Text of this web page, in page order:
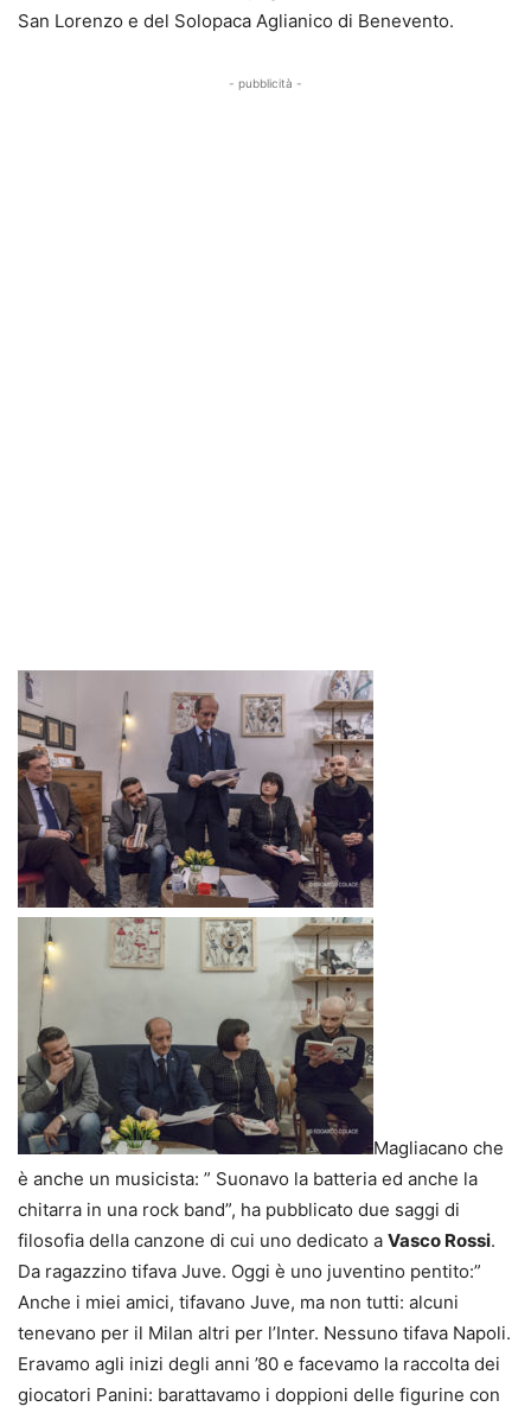
San Lorenzo e del Solopaca Aglianico di Benevento.
- pubblicità -
Magliacano che
è anche un musicista: ” Suonavo la batteria ed anche la
chitarra in una rock band”, ha pubblicato due saggi di
filosofia della canzone di cui uno dedicato a Vasco Rossi.
Da ragazzino tifava Juve. Oggi è uno juventino pentito:”
Anche i miei amici, tifavano Juve, ma non tutti: alcuni
tenevano per il Milan altri per l’Inter. Nessuno tifava Napoli.
Eravamo agli inizi degli anni ’80 e facevamo la raccolta dei
giocatori Panini: barattavamo i doppioni delle figurine con